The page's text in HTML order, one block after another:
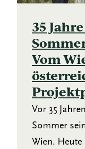
35
Vom
Vor 35
Sommer
Wien.